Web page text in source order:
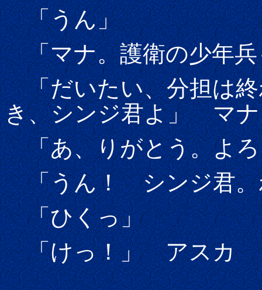
「うん」
「マナ。護衛の少年兵
「だいたい、分担は終
き、シンジ君よ」 マ
「あ、りがとう。よろ
「うん！ シンジ君。
「ひくっ」
「けっ！」 アスカ